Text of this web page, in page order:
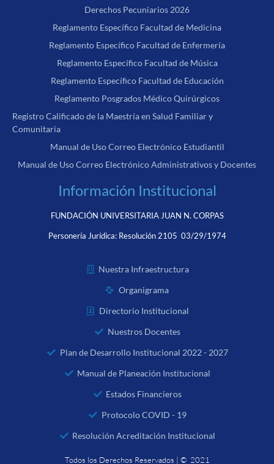
Derechos Pecuniarios 2026
Reglamento Específico Facultad de Medicina
Reglamento Específico Facultad de Enfermería
Reglamento Específico Facultad de Música
Reglamento Específico Facultad de Educación
Reglamento Posgrados Médico Quirúrgicos
Registro Calificado de la Maestría en Salud Familiar y
Comunitaria
Manual de Uso Correo Electrónico Estudiantil
Manual de Uso Correo Electrónico Administrativos y Docentes
Información Institucional
FUNDACIÓN UNIVERSITARIA JUAN N. CORPAS
Personería Jurídica: Resolución 2105 03/29/1974
Nuestra Infraestructura
Organigrama
Directorio Institucional
Nuestros Docentes
Plan de Desarrollo Institucional 2022 - 2027
Manual de Planeación Institucional
Estados Financieros
Protocolo COVID - 19
Resolución Acreditación Institucional
Todos los Derechos Reservados | © 2021